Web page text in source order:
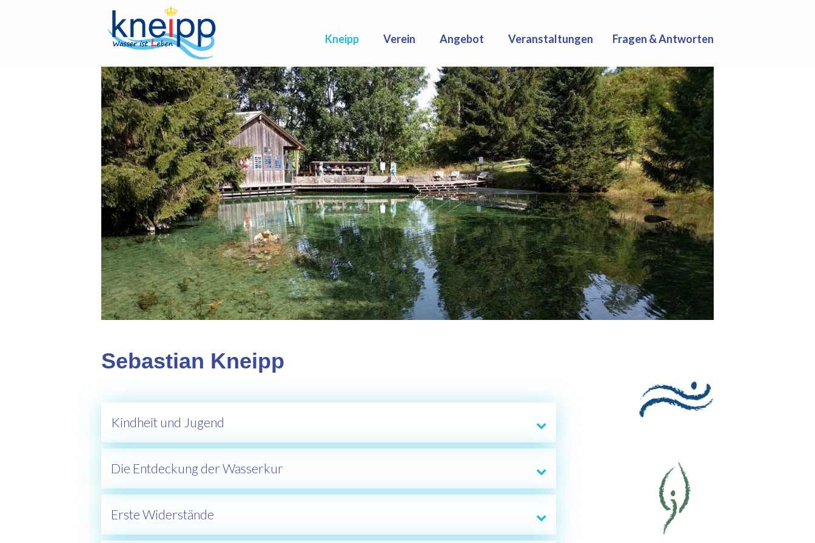
Kneipp Verein Angebot Veranstaltungen Fragen & Antworten
Sebastian Kneipp
Kindheit und Jugend
Die Entdeckung der Wasserkur
Erste Widerstände